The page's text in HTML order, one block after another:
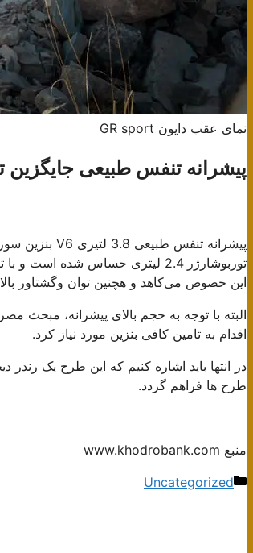
نمای عقب دایون GR sport
پیشرانه تنفس طبیعی جایگزین
توربوشارژر 2.4 لیتری حساس
این خصوص می‌کاهد و هچنین توان وگشتاور
البته با توجه به حجم بالای پیشرانه،
اقدام به تامین کافی بنزین مورد نیاز کرد.
در انتها باید اشاره کنیم که این طرح یک رندر
طرح ها فراهم گردد.
منبع www.khodrobank.com
دسته‌ها
Uncategorized